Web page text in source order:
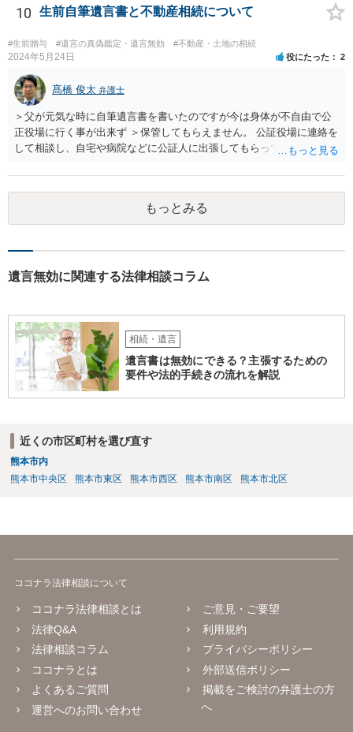
ります。 奥様において戸籍謄本、不動産登記簿、固定資産評価証明
書、遺言書の有無等を確認し、弁護士に個別に相談した方がよいと思
われます。
10 生前自筆遺言書と不動産相続について
#生前贈与 #遺言の真偽鑑定・遺言無効 #不動産・土地の相続
2024年5月24日 役にたった 2
髙橋 俊太 弁護士
＞父が元気な時に自筆遺言書を書いたのですが今は身体が不自由で公
正役場に行く事が出来ず ＞保管してもらえません。 公証役場に連絡を
して相談し、自宅や病院などに公証人に出張してもらって公正証書を
うことも可能です。 ＞不動産名義を父から母に名義変更しておいた方
がいいのではと考えていますがどう思いますか？ 詳細が不明であり何
とも言えないのですが、遺言内容との関わりもあると思いますので、
弁護士に事情等を説明して個別に相談した方がよいように思います。
もっとみる
遺言無効に関連する法律相談コラム
相続・遺言
遺言書は無効にできる？主張するための
要件や法的手続きの流れを解説
近くの市区町村を選び直す
熊本市内
熊本市中央区
熊本市東区 熊本市西区 熊本市南区 熊本市北区
ココナラ法律相談について
ココナラ法律相談とは
法律Q&A
法律相談コラム
ココナラとは
よくあるご質問
運営へのお問い合わせ
ご意見・ご要望
利用規約
プライバシーポリシー
外部送信ポリシー
掲載をご検討の弁護士の方
へ